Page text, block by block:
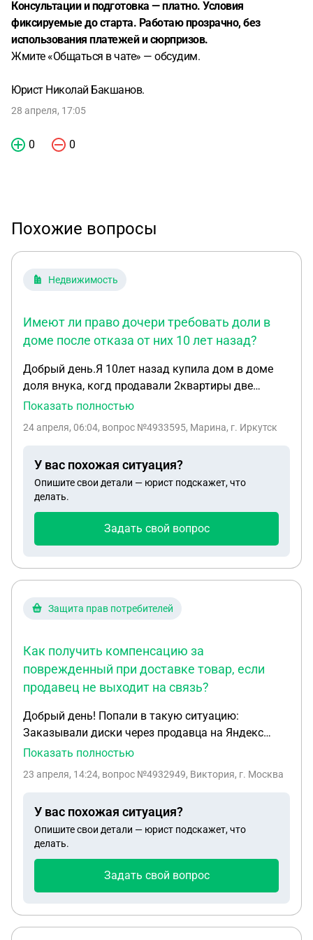
Консультации и подготовка — платно. Условия
фиксируемые до старта. Работаю прозрачно, без
использования платежей и сюрпризов.
Жмите «Общаться в чате» — обсудим.
Юрист Николай Бакшанов.
28 апреля, 17:05
0 0
Похожие вопросы
Недвижимость
Имеют ли право дочери требовать доли в
доме после отказа от них 10 лет назад?
Добрый день.Я 10лет назад купила дом в доме
доля внука, когд продавали 2квартиры две
дочери отказались от долей в доме не захотели
оформление купли, ответив нет денег за лишнее
доли требуют по однокомнатной квартире. Имеют
ли они право требовать.
Показать полностью
24 апреля, 06:04, вопрос №4933595, Марина, г. Иркутск
У вас похожая ситуация?
Опишите свои детали — юрист подскажет, что
делать.
Задать свой вопрос
Защита прав потребителей
Как получить компенсацию за
поврежденный при доставке товар, если
продавец не выходит на связь?
Добрый день! Попали в такую ситуацию:
Заказывали диски через продавца на Яндекс
маркете Товар он отправили транспортной
обнаружили что товар был поврежден Все
получили ответ «товар забирайте» но напишите
претензию в наш отдел по работе с клиентами и
вам компенсируют стоимость одного из 4 дисков
было выяснено что при отправке нам не была
расписки Без нее у нас отказались принимать
Показать полностью
23 апреля, 14:24, вопрос №4932949, Виктория, г. Москва
У вас похожая ситуация?
Опишите свои детали — юрист подскажет, что
делать.
Задать свой вопрос